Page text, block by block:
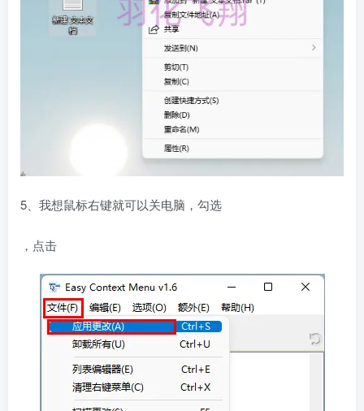
5、我想鼠标右键就可以关电脑，勾选
，点击